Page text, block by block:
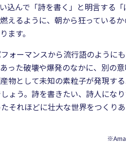
込んで「詩を書く」と明言する
えるように、朝から狂っている
ます。
ォーマンスから流行語のよう
った破壊や爆発のなかに、別の
物として未知の素粒子が発現す
ょう。詩を書きたい、詩人にな
れほどに壮大な世界をつくりあ